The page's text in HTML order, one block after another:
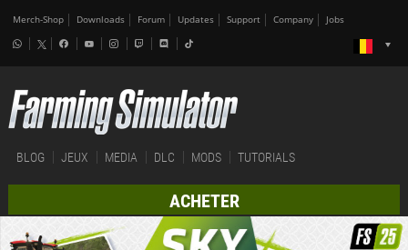
Merch-Shop Downloads Forum Updates Support Company Jobs
BLOG JEUX MEDIA DLC MODS TUTORIALS
ACHETER